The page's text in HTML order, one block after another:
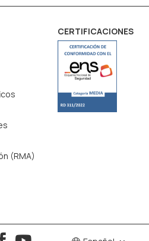
(RMA)
CERTIFICACIONES